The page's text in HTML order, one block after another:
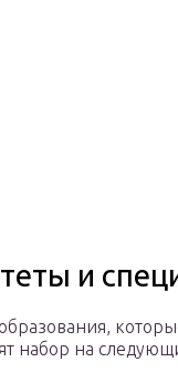
и
набор на